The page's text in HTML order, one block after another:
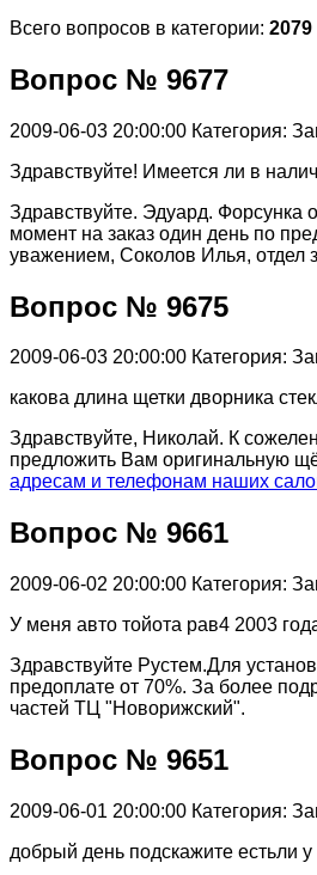
Всего вопросов в категории: 2079
Вопрос № 9677
2009-06-03 20:00:00 Категория:
Здравствуйте! Имеется ли в
Здравствуйте. Эдуард.
момент на заказ один день по
уважением, Соколов Илья, отдел
Вопрос № 9675
2009-06-03 20:00:00 Категория:
какова длина щетки дворника
Здравствуйте, Николай. К
предложить Вам оригинальную
адресам и телефонам наших
Вопрос № 9661
2009-06-02 20:00:00 Категория:
У меня авто тойота рав4 2003
Здравствуйте Рустем.Для
предоплате от 70%. За более
частей ТЦ "Новорижский".
Вопрос № 9651
2009-06-01 20:00:00 Категория:
добрый день подскажите естьли